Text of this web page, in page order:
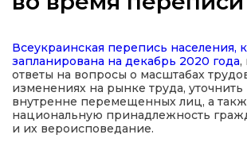
політика
Всеукраинская перепись населения,
запланирована на декабрь 2020 года,
ответы на вопросы о масштабах
изменениях на рынке труда, уточнить
внутренне перемещенных лиц, а
национальную принадлежность
и их вероисповедание.